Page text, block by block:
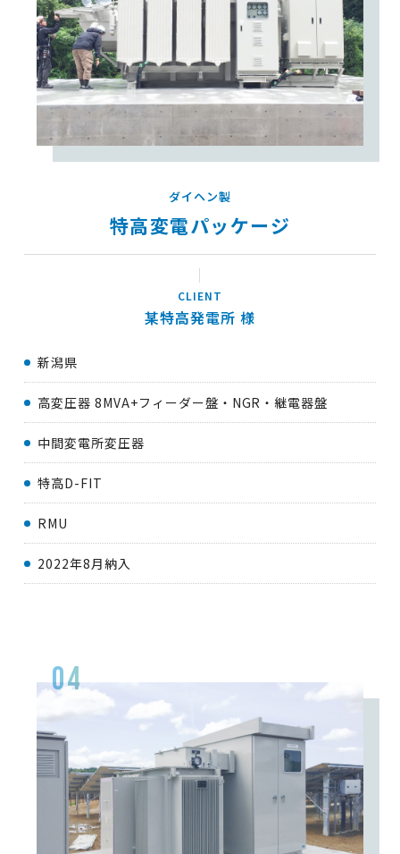
ダイヘン製
特高変電パッケージ
某特高発電所
新潟県
高変圧器 8MVA+フィーダー盤・NGR・継電器盤
中間変電所変圧器
特高D-FIT
RMU
2022年8月納入
04